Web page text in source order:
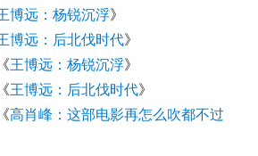
博远：杨锐沉浮》
博远：后北伐时代》
王博远：杨锐沉浮》
王博远：后北伐时代》
高肖峰：这部电影再怎么吹都不过